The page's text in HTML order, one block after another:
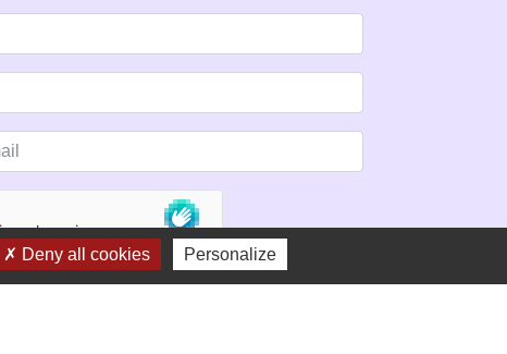
Deny all cookies Personalize